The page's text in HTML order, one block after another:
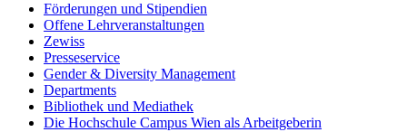
Förderungen und Stipendien
Offene Lehrveranstaltungen
Zewiss
Presseservice
Gender & Diversity Management
Departments
Bibliothek und Mediathek
Die Hochschule Campus Wien als Arbeitgeberin